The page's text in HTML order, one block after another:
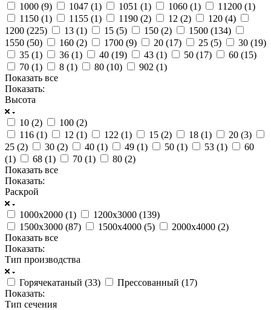
1000 (9) 1047 (1) 1051 (1) 1060 (1) 11200 (1)
1150 (1) 1155 (1) 1190 (2) 12 (2) 120 (4)
1200 (225) 13 (1) 15 (5) 150 (2) 1500 (134)
1550 (50) 160 (2) 1700 (9) 20 (17) 25 (5) 30 (19)
35 (1) 36 (1) 40 (19) 43 (1) 50 (17) 60 (15)
70 (1) 8 (1) 80 (10) 902 (1)
Показать все
Показать:
Высота
10 (2) 100 (2)
116 (1) 12 (1) 122 (1) 15 (2) 18 (1) 20 (3)
25 (2) 30 (2) 40 (1) 49 (1) 50 (1) 53 (1)
60
(1) 68 (1) 70 (1) 80 (2)
Показать все
Показать:
Раскрой
1000х2000 (1) 1200х3000 (139)
1500х3000 (87) 1500х4000 (5) 2000х4000 (2)
Показать все
Показать:
Тип производства
Горячекатаный (33) Прессованный (17)
Показать:
Тип сечения